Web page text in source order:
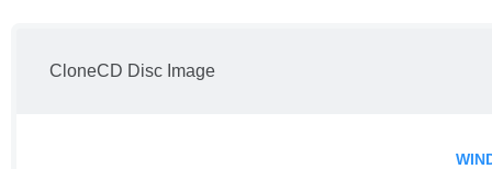
CloneCD Disc Image